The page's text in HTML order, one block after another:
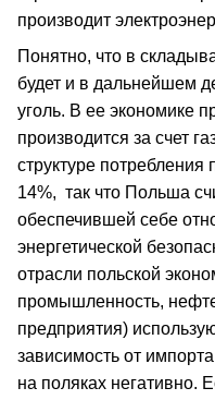
производит
Понятно, что в
будет и в дальнейшем
уголь. В ее экономике
производится за счет
структуре потребления
14%, так что Польша
обеспечившей себе
энергетической
отрасли польской
промышленность,
предприятия)
зависимость от
на поляках негативно.